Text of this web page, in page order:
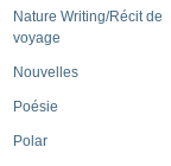
Nature Writing/Récit de
voyage
Nouvelles
Poésie
Polar